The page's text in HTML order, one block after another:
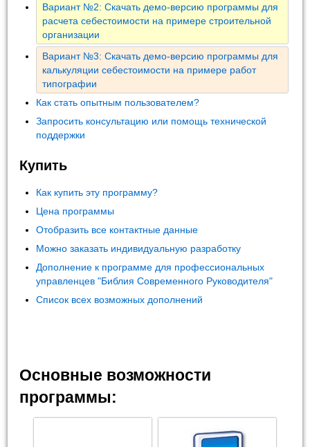
Вариант №2: Скачать демо-версию программы для
расчета себестоимости на примере строительной
организации
Вариант №3: Скачать демо-версию программы для
калькуляции себестоимости на примере работ
типографии
Как стать опытным пользователем?
Запросить консультацию или помощь технической
поддержки
Купить
Как купить эту программу?
Цена программы
Отобразить все контактные данные
Можно заказать индивидуальную разработку
Дополнение к программе для профессиональных
управленцев "Библия Современного Руководителя"
Список всех возможных дополнений
Основные возможности
программы: